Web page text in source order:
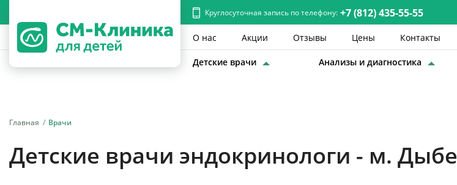
Круглосуточная запись по телефону: +7 (812) 435-55-55
О нас Акции Отзывы Цены Контакты
Детские врачи Анализы и диагностика
Главная Врачи
Детские врачи эндокринологи - м.
Детская хирургия